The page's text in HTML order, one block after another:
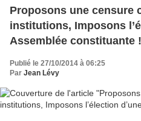
Proposons une censure
institutions, Imposons
Assemblée constituante !
Publié le 27/10/2014 à 06:25
Par Jean Lévy